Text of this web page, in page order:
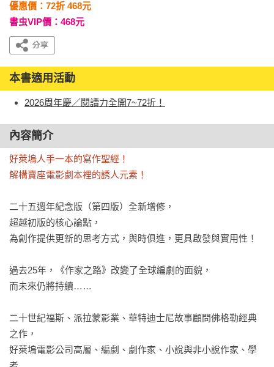
優惠價：72折 468元
書虫VIP價：468元
本書適用活動
2026周年慶／閱讀力全開7~72折！
內容簡介
好萊塢人手一本的寫作聖經！
解構賣座電影劇本裡的誘人元素！
二十五週年紀念版（第四版）全新增修，
超越初版的核心論點，
為創作提供更新的思考方式，與時俱進，更具啟發與實用性！
過去25年，《作家之路》改變了全球編劇的面貌，
而未來仍將持續……
二十世紀福斯、派拉蒙影業、華特迪士尼故事顧問佛格勒經典
之作，
好萊塢電影公司高層、編劇、劇作家、小說與非小說作家、學